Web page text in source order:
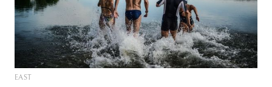
EAST